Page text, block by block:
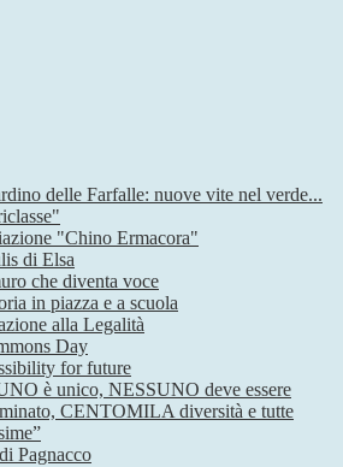
delle Farfalle: nuove vite nel verde...
"Chino Ermacora"
di Elsa
che diventa voce
in piazza e a scuola
alla Legalità
Day
for future
è unico, NESSUNO deve essere
CENTOMILA diversità e tutte
Pagnacco